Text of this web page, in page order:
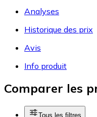
Analyses
Historique des prix
Avis
Info produit
Comparer les
Tous les filtres